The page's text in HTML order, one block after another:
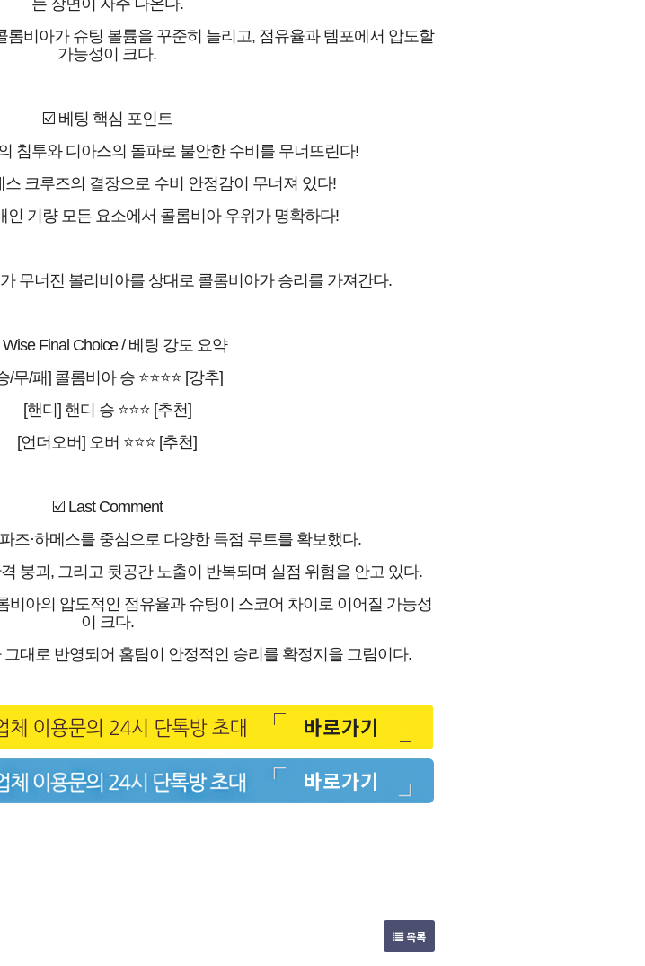
는 장면이 자주 나온다.
롬비아가 슈팅 볼륨을 꾸준히 늘리고, 점유율과 템포에서 압도할
가능성이 크다.
☑️ 베팅 핵심 포인트
침투와 디아스의 돌파로 불안한 수비를 무너뜨린다!
스 크루즈의 결장으로 수비 안정감이 무너져 있다!
인 기량 모든 요소에서 콜롬비아 우위가 명확하다!
무너진 볼리비아를 상대로 콜롬비아가 승리를 가져간다.
Final Choice / 베팅 강도 요약
/무/패] 콜롬비아 승 ⭐⭐⭐⭐ [강추]
[핸디] 핸디 승 ⭐⭐⭐ [추천]
[언더오버] 오버 ⭐⭐⭐ [추천]
☑️ Last Comment
즈·하메스를 중심으로 다양한 득점 루트를 확보했다.
붕괴, 그리고 뒷공간 노출이 반복되며 실점 위험을 안고 있다.
비아의 압도적인 점유율과 슈팅이 스코어 차이로 이어질 가능성
이 크다.
대로 반영되어 홈팀이 안정적인 승리를 확정지을 그림이다.
바로가기
바로가기
목록